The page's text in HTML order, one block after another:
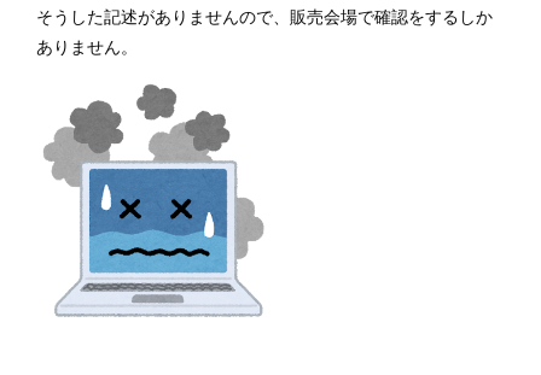
そうした記述がありませんので、販売会場で確認をするしか
ありません。